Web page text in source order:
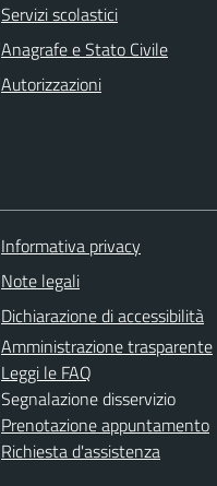
Servizi scolastici
Anagrafe e Stato Civile
Autorizzazioni
Informativa privacy
Note legali
Dichiarazione di accessibilità
Amministrazione trasparente
Leggi le FAQ
Segnalazione disservizio
Prenotazione appuntamento
Richiesta d'assistenza